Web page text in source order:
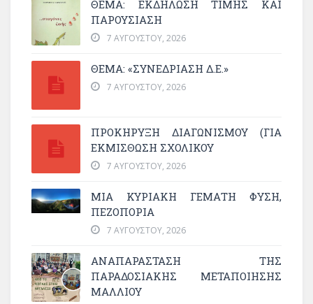
ΘΈΜΑ: ΕΚΔΉΛΩΣΗ ΤΙΜΉΣ ΚΑΙ
ΠΑΡΟΥΣΊΑΣΗ
7 ΑΥΓΟΎΣΤΟΥ, 2026
ΘΕΜΑ: «ΣΥΝΕΔΡΊΑΣΗ Δ.Ε.»
7 ΑΥΓΟΎΣΤΟΥ, 2026
ΠΡΟΚΗΡΥΞΗ ΔΙΑΓΩΝΙΣΜΟΥ (ΓΙΑ
ΕΚΜΊΣΘΩΣΗ ΣΧΟΛΙΚΟΎ
7 ΑΥΓΟΎΣΤΟΥ, 2026
ΜΙΑ ΚΥΡΙΑΚΉ ΓΕΜΆΤΗ ΦΎΣΗ,
ΠΕΖΟΠΟΡΊΑ
7 ΑΥΓΟΎΣΤΟΥ, 2026
ΑΝΑΠΑΡΆΣΤΑΣΗ ΤΗΣ
ΠΑΡΑΔΟΣΙΑΚΉΣ ΜΕΤΑΠΟΊΗΣΗΣ
ΜΑΛΛΙΟΎ